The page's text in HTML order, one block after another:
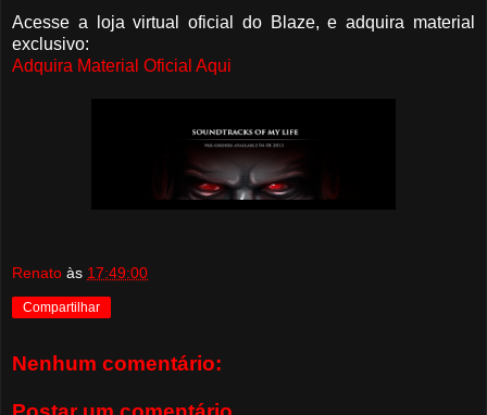
Acesse a loja virtual oficial do Blaze, e adquira material
exclusivo:
Adquira Material Oficial Aqui
Renato às 17:49:00
Compartilhar
Nenhum comentário: